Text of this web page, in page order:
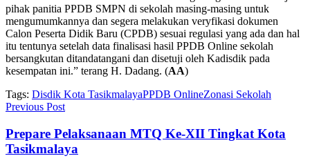
pihak panitia PPDB SMPN di sekolah masing-masing untuk
mengumumkannya dan segera melakukan veryfikasi dokumen
Calon Peserta Didik Baru (CPDB) sesuai regulasi yang ada dan hal
itu tentunya setelah data finalisasi hasil PPDB Online sekolah
bersangkutan ditandatangani dan disetuji oleh Kadisdik pada
kesempatan ini.” terang H. Dadang. (AA)
Tags: Disdik Kota TasikmalayaPPDB OnlineZonasi Sekolah
Previous Post
Prepare Pelaksanaan MTQ Ke-XII Tingkat Kota
Tasikmalaya